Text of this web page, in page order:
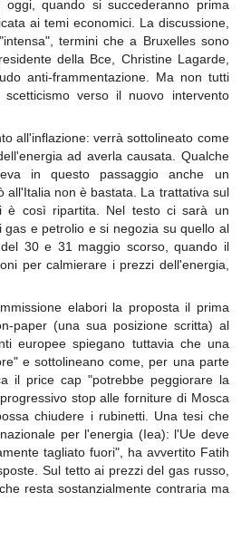
quando si succederanno prima
ai temi economici. La discussione,
termini che a Bruxelles sono
della Bce, Christine Lagarde,
anti-frammentazione. Ma non tutti
verso il nuovo intervento
all'inflazione: verrà sottolineato come
ad averla causata. Qualche
in questo passaggio anche un
all'Italia non è bastata. La trattativa sul
è così ripartita. Nel testo ci sarà un
e petrolio e si negozia su quello al
30 e 31 maggio scorso, quando il
per calmierare i prezzi dell'energia,
elabori la proposta il prima
paper (una sua posizione scritta) al
europee spiegano tuttavia che una
e sottolineano come, per una parte
il price cap "potrebbe peggiorare la
stop alle forniture di Mosca
chiudere i rubinetti. Una tesi che
per l'energia (Iea): l'Ue deve
tagliato fuori", ha avvertito Fatih
Sul tetto ai prezzi del gas russo,
resta sostanzialmente contraria ma